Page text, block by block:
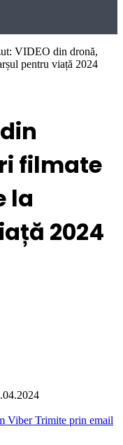
VIDEO din dronă,
pentru viață 2024
filmate
la
2024
Viber Trimite prin email